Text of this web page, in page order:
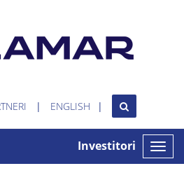
ENGLISH
Toggle
Investitori